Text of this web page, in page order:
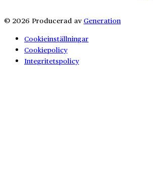
© 2026 Producerad av Generation
Cookieinställningar
Cookiepolicy
Integritetspolicy